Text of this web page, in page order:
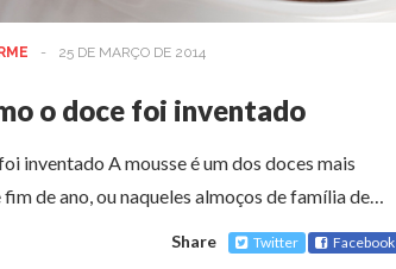
- 25 DE MARÇO DE 2014
o doce foi inventado
inventado A mousse é um dos doces mais
de ano, ou naqueles almoços de família de…
Share Twitter Facebook